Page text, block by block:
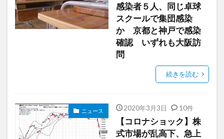
感染者５人、同じ卓球
スクールで集団感染
か 京都と神戸で感染
確認 いずれも大阪訪
問
続きを読む
ニュース 2020年3月3日 10件
【コロナショック】株
式市場が乱高下、急上